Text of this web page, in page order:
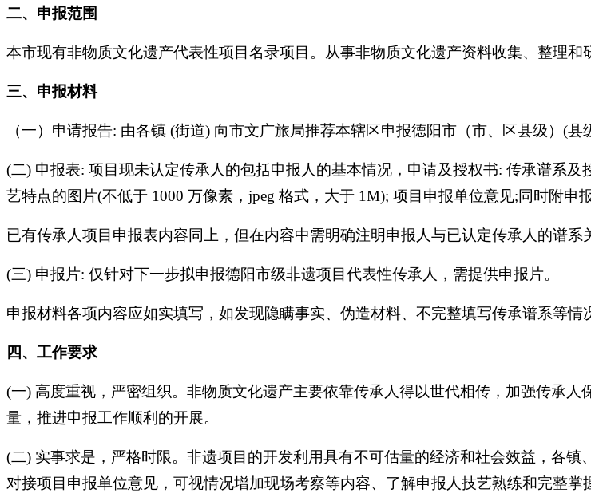
二、申报范围
本市现有非物质文化遗产代表性项目名录项目。从事非物质文化遗产资料收集、整理和
三、申报材料
（一）申请报告: 由各镇 (街道) 向市文广旅局推荐本辖区申报德阳市（市、区县级）(县
(二) 申报表: 项目现未认定传承人的包括申报人的基本情况，申请及授权书: 传承谱系
艺特点的图片(不低于 1000 万像素，jpeg 格式，大于 1M); 项目申报单位意见;同时附申
已有传承人项目申报表内容同上，但在内容中需明确注明申报人与已认定传承人的谱系
(三) 申报片: 仅针对下一步拟申报德阳市级非遗项目代表性传承人，需提供申报片。
申报材料各项内容应如实填写，如发现隐瞒事实、伪造材料、不完整填写传承谱系等情
四、工作要求
(一) 高度重视，严密组织。非物质文化遗产主要依靠传承人得以世代相传，加强传承
量，推进申报工作顺利的开展。
(二) 实事求是，严格时限。非遗项目的开发利用具有不可估量的经济和社会效益，各
对接项目申报单位意见，可视情况增加现场考察等内容、了解申报人技艺熟练和完整掌